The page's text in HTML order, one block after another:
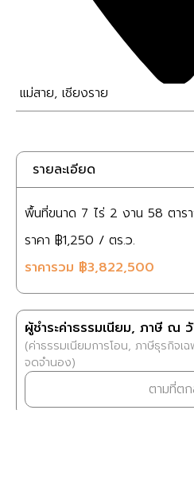
แม่สาย, เชียงราย
รายละเอียด
พื้นที่ขนาด 7 ไร่ 2 งาน 58 ตาร
ราคา ฿1,250 / ตร.ว.
ราคารวม ฿3,822,500
ผู้ชำระค่าธรรมเนียม, ภาษี ณ
(ค่าธรรมเนียมการโอน, ภาษีธุรกิจเฉ
จดจำนอง)
ตามที่ต